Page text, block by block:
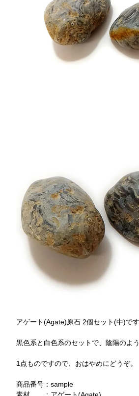
アゲート(Agate)原石 2個セット(中)です
黒色系と白色系のセットで、陰陽のよ
1点ものですので、おはやめにどうぞ。
商品番号：sample